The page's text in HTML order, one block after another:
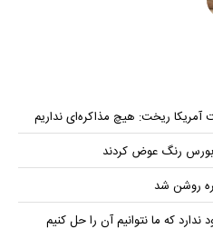
ریخت: هیچ مذاکره‌ای نداریم
رنگ عوض کردند
روشن شد
که ما نتوانیم آن را حل کنیم